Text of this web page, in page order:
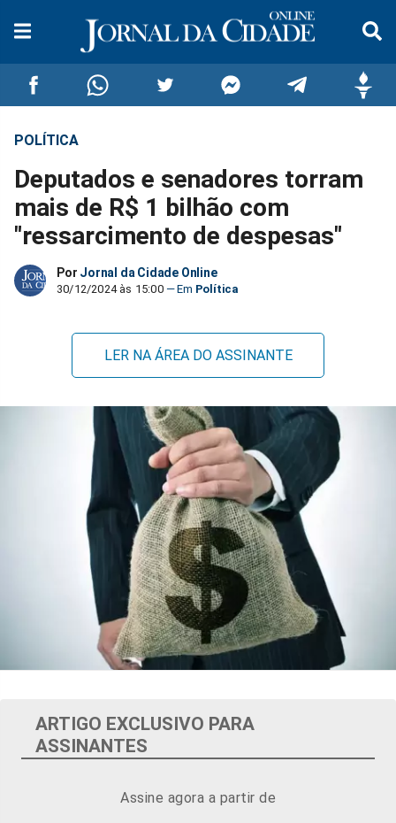
Compartilhar
no
Facebook
Compartilhar
no
Whatsapp
no
Twitter
no
Messenger
no
Telegram
no
Gettr
POLÍTICA
Deputados e senadores torram
mais de R$ 1 bilhão com
"ressarcimento de despesas"
Por Jornal da Cidade Online
30/12/2024 às 15:00 Política
LER NA ÁREA DO ASSINANTE
ARTIGO EXCLUSIVO PARA
ASSINANTES
Assine agora a partir de